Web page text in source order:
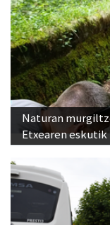
Naturan
Etxearen eskutik